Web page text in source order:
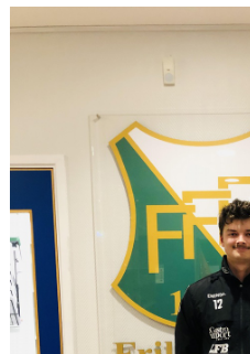
DOKUMENT
MARATONTABELL
SPELARRÅDET